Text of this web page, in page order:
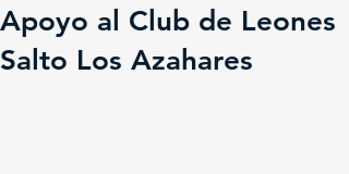
Apoyo al Club de Leones
Salto Los Azahares